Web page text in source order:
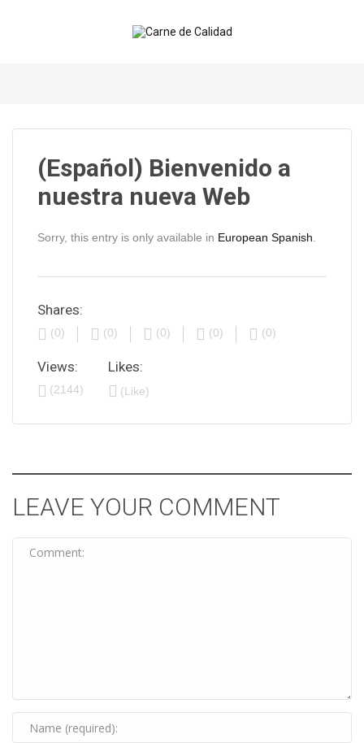
(Español) Bienvenido a
nuestra nueva Web
Sorry, this entry is only available in European Spanish.
Shares:
(0) (0) (0) (0) (0)
Views:
(2144)
Likes:
(Like)
LEAVE YOUR COMMENT